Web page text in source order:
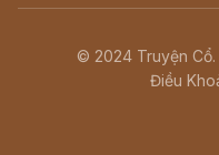
© 2024 Truyện
Điều